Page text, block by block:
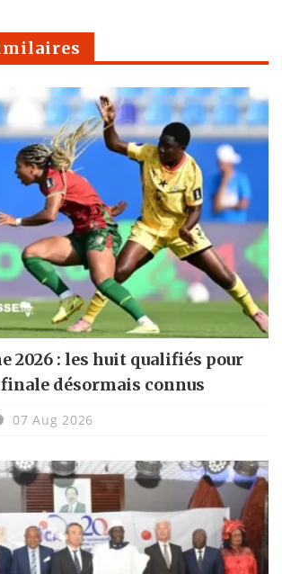
2026 : les huit qualifiés pour
désormais connus
07 Aug 2026